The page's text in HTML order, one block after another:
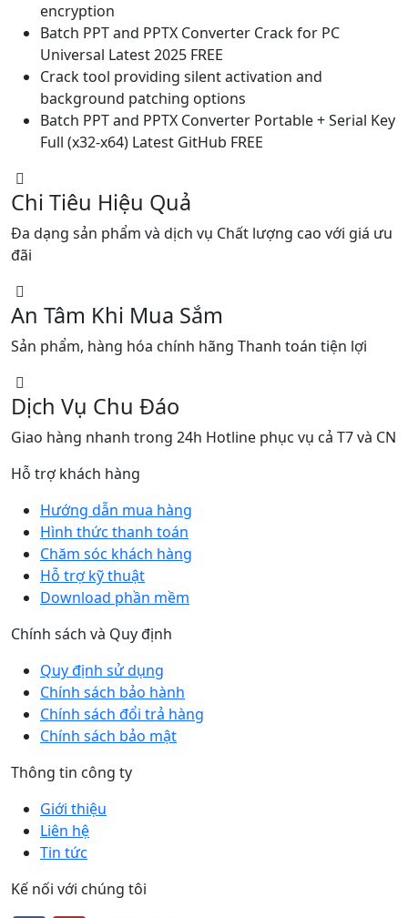
encryption
Batch PPT and PPTX Converter Crack for PC
Universal Latest 2025 FREE
Crack tool providing silent activation and
background patching options
Batch PPT and PPTX Converter Portable + Serial Key
Full (x32-x64) Latest GitHub FREE
Chi Tiêu Hiệu Quả
Đa dạng sản phẩm và dịch vụ Chất lượng cao với giá ưu
đãi
An Tâm Khi Mua Sắm
Sản phẩm, hàng hóa chính hãng Thanh toán tiện lợi
Dịch Vụ Chu Đáo
Giao hàng nhanh trong 24h Hotline phục vụ cả T7 và CN
Hỗ trợ khách hàng
Hướng dẫn mua hàng
Hình thức thanh toán
Chăm sóc khách hàng
Hỗ trợ kỹ thuật
Download phần mềm
Chính sách và Quy định
Quy định sử dụng
Chính sách bảo hành
Chính sách đổi trả hàng
Chính sách bảo mật
Thông tin công ty
Giới thiệu
Liên hệ
Tin tức
Kế nối với chúng tôi